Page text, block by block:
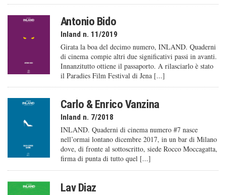
Antonio Bido
Inland n. 11/2019
Girata la boa del decimo numero, INLAND. Quaderni
di cinema compie altri due significativi passi in avanti.
Innanzitutto ottiene il passaporto. A rilasciarlo è stato
il Paradies Film Festival di Jena [...]
Carlo & Enrico Vanzina
Inland n. 7/2018
INLAND. Quaderni di cinema numero #7 nasce
nell’ormai lontano dicembre 2017, in un bar di Milano
dove, di fronte al sottoscritto, siede Rocco Moccagatta,
firma di punta di tutto quel [...]
Lav Diaz